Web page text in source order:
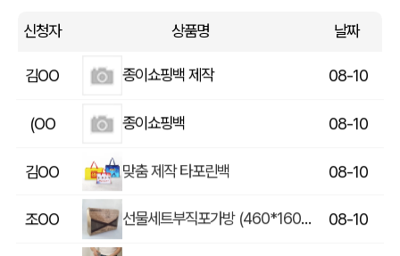
신청자 상품명 날짜
이OO 08-10
김OO 종이쇼핑백 제작 08-10
(OO 종이쇼핑백 08-10
김OO 맞춤 제작 타포린백 08-10
조OO 선물세트부직포가방 (460*160*310mm) 08-10